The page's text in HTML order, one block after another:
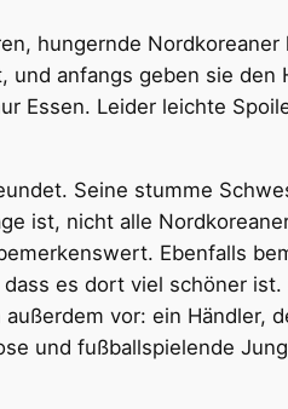
hungernde
anfangs geben sie den
Essen. Leider leichte
Seine stumme
ist, nicht alle
Ebenfalls
es dort viel schöner
vor: ein Händler,
und fußballspielende